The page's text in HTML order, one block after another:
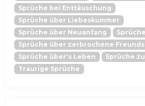
Sprüche bei Enttäuschung
Sprüche über Liebeskummer
Sprüche über Neuanfang
Sprüche über zerbrochene
Sprüche über's Leben
Sprüche
Traurige Sprüche